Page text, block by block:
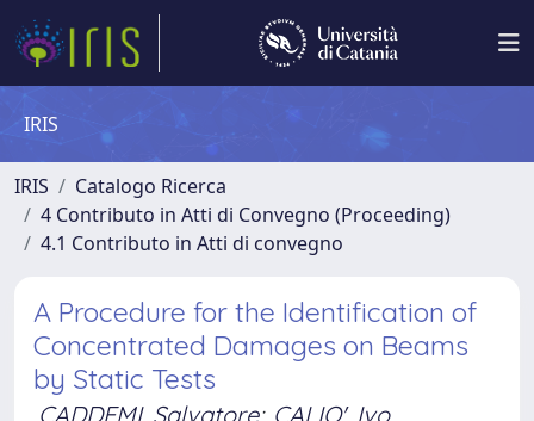
IRIS
IRIS
Catalogo Ricerca
4 Contributo in Atti di Convegno (Proceeding)
4.1 Contributo in Atti di convegno
A Procedure for the Identification of
Concentrated Damages on Beams
by Static Tests
CADDEMI, Salvatore; CALIO', Ivo